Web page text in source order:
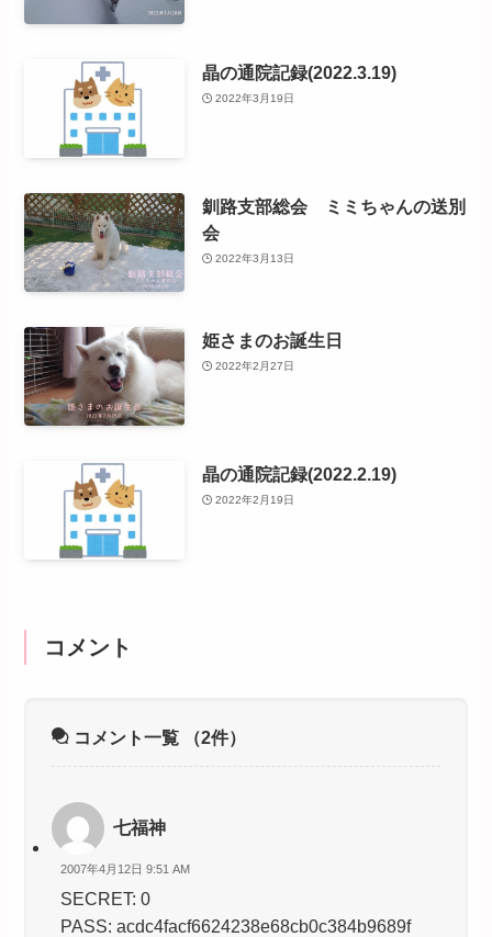
晶の通院記録(2022.3.19)
2022年3月19日
釧路支部総会 ミミちゃんの送別
会
2022年3月13日
姫さまのお誕生日
2022年2月27日
晶の通院記録(2022.2.19)
2022年2月19日
コメント
コメント一覧 （2件）
七福神
2007年4月12日 9:51 AM
SECRET: 0
PASS: acdc4facf6624238e68cb0c384b9689f